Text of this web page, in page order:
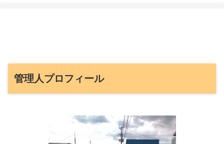
管理人プロフィール